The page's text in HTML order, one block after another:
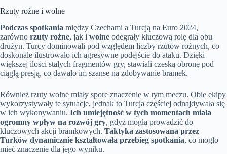
Rzuty rożne i wolne
Podczas spotkania między Czechami a Turcją na Euro 2024,
zarówno rzuty rożne, jak i wolne odegrały kluczową rolę dla obu
drużyn. Turcy dominowali pod względem liczby rzutów rożnych, co
doskonale ilustrowało ich agresywne podejście do ataku. Dzięki
większej ilości stałych fragmentów gry, stawiali czeską obronę pod
ciągłą presją, co dawało im szanse na zdobywanie bramek.
Również rzuty wolne miały spore znaczenie w tym meczu. Obie ekipy
wykorzystywały te sytuacje, jednak to Turcja częściej odnajdywała się
w ich wykonywaniu. Ich umiejętność w tych momentach miała
ogromny wpływ na rozwój gry, gdyż mogła prowadzić do
kluczowych akcji bramkowych. Taktyka zastosowana przez
Turków dynamicznie kształtowała przebieg spotkania, co mogło
mieć znaczenie dla jego wyniku.